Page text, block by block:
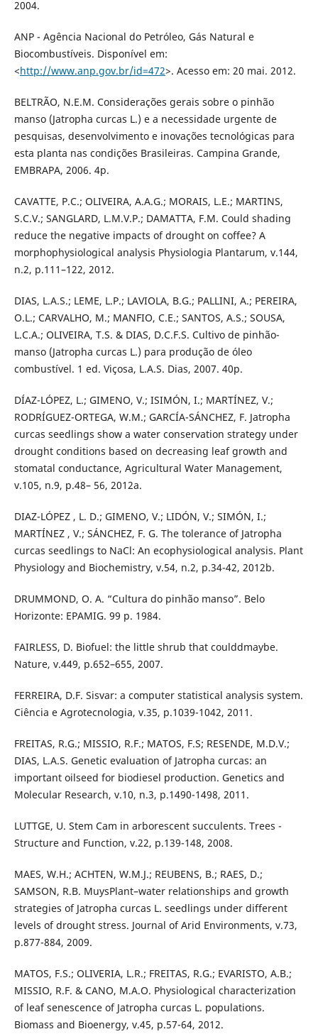
2004.
ANP - Agência Nacional do Petróleo, Gás Natural e
Biocombustíveis. Disponível em:
<http://www.anp.gov.br/id=472>. Acesso em: 20 mai. 2012.
BELTRÃO, N.E.M. Considerações gerais sobre o pinhão
manso (Jatropha curcas L.) e a necessidade urgente de
pesquisas, desenvolvimento e inovações tecnológicas para
esta planta nas condições Brasileiras. Campina Grande,
EMBRAPA, 2006. 4p.
CAVATTE, P.C.; OLIVEIRA, A.A.G.; MORAIS, L.E.; MARTINS,
S.C.V.; SANGLARD, L.M.V.P.; DAMATTA, F.M. Could shading
reduce the negative impacts of drought on coffee? A
morphophysiological analysis Physiologia Plantarum, v.144,
n.2, p.111–122, 2012.
DIAS, L.A.S.; LEME, L.P.; LAVIOLA, B.G.; PALLINI, A.; PEREIRA,
O.L.; CARVALHO, M.; MANFIO, C.E.; SANTOS, A.S.; SOUSA,
L.C.A.; OLIVEIRA, T.S. & DIAS, D.C.F.S. Cultivo de pinhão-
manso (Jatropha curcas L.) para produção de óleo
combustível. 1 ed. Viçosa, L.A.S. Dias, 2007. 40p.
DÍAZ-LÓPEZ, L.; GIMENO, V.; ISIMÓN, I.; MARTÍNEZ, V.;
RODRÍGUEZ-ORTEGA, W.M.; GARCÍA-SÁNCHEZ, F. Jatropha
curcas seedlings show a water conservation strategy under
drought conditions based on decreasing leaf growth and
stomatal conductance, Agricultural Water Management,
v.105, n.9, p.48– 56, 2012a.
DIAZ-LÓPEZ , L. D.; GIMENO, V.; LIDÓN, V.; SIMÓN, I.;
MARTÍNEZ , V.; SÁNCHEZ, F. G. The tolerance of Jatropha
curcas seedlings to NaCl: An ecophysiological analysis. Plant
Physiology and Biochemistry, v.54, n.2, p.34-42, 2012b.
DRUMMOND, O. A. “Cultura do pinhão manso”. Belo
Horizonte: EPAMIG. 99 p. 1984.
FAIRLESS, D. Biofuel: the little shrub that coulddmaybe.
Nature, v.449, p.652–655, 2007.
FERREIRA, D.F. Sisvar: a computer statistical analysis system.
Ciência e Agrotecnologia, v.35, p.1039-1042, 2011.
FREITAS, R.G.; MISSIO, R.F.; MATOS, F.S; RESENDE, M.D.V.;
DIAS, L.A.S. Genetic evaluation of Jatropha curcas: an
important oilseed for biodiesel production. Genetics and
Molecular Research, v.10, n.3, p.1490-1498, 2011.
LUTTGE, U. Stem Cam in arborescent succulents. Trees -
Structure and Function, v.22, p.139-148, 2008.
MAES, W.H.; ACHTEN, W.M.J.; REUBENS, B.; RAES, D.;
SAMSON, R.B. MuysPlant–water relationships and growth
strategies of Jatropha curcas L. seedlings under different
levels of drought stress. Journal of Arid Environments, v.73,
p.877-884, 2009.
MATOS, F.S.; OLIVERIA, L.R.; FREITAS, R.G.; EVARISTO, A.B.;
MISSIO, R.F. & CANO, M.A.O. Physiological characterization
of leaf senescence of Jatropha curcas L. populations.
Biomass and Bioenergy, v.45, p.57-64, 2012.